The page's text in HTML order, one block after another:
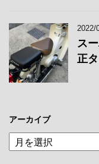
2022/
ス
正
アーカイブ
ア
ー